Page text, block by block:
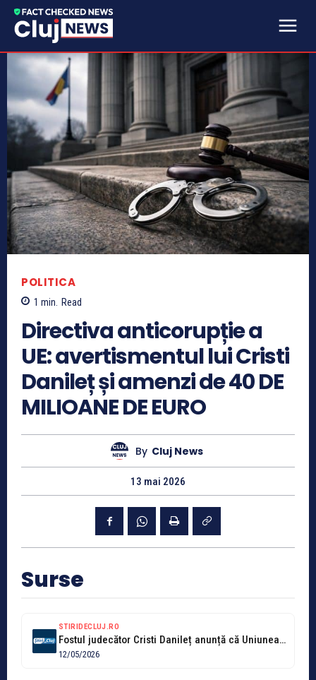
POLITICA
1 min. Read
Directiva anticorupție a
UE: avertismentul lui Cristi
Danileț și amenzi de 40 DE
MILIOANE DE EURO
By Cluj News
13 mai 2026
Surse
STIRIDECLUJ.RO
Fostul judecător Cristi Danileț anunță că Uniunea Europeană nu se mai joacă...
12/05/2026